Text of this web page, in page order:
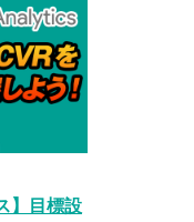
】目標設